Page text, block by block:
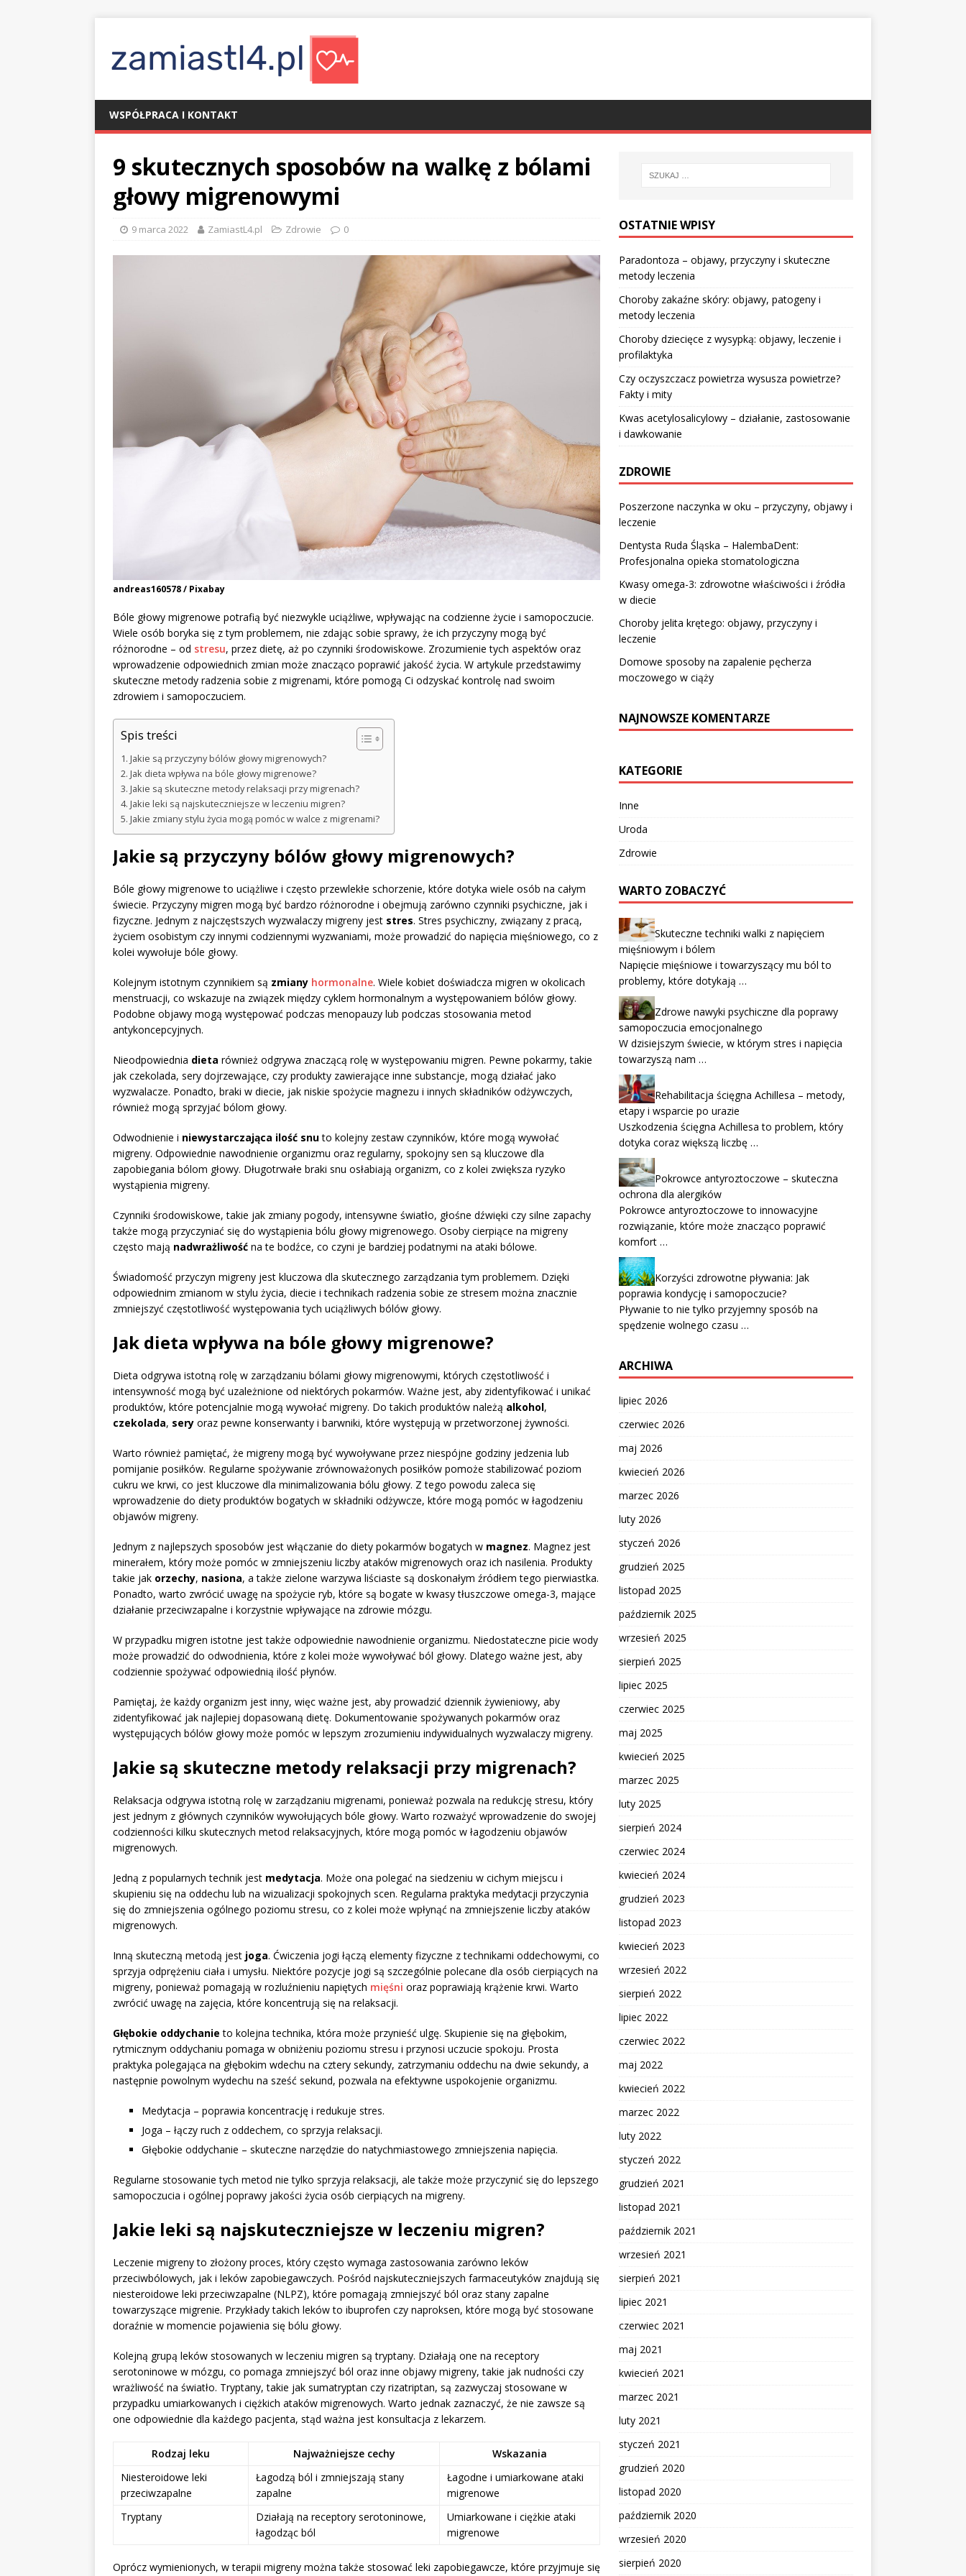
WSPÓŁPRACA I KONTAKT
9 skutecznych sposobów na walkę z bólami
głowy migrenowymi
9 marca 2022 ZamiastL4.pl Zdrowie 0
andreas160578 / Pixabay
Bóle głowy migrenowe potrafią być niezwykle uciążliwe, wpływając na codzienne życie i samopoczucie.
Wiele osób boryka się z tym problemem, nie zdając sobie sprawy, że ich przyczyny mogą być
różnorodne – od stresu, przez dietę, aż po czynniki środowiskowe. Zrozumienie tych aspektów oraz
wprowadzenie odpowiednich zmian może znacząco poprawić jakość życia. W artykule przedstawimy
skuteczne metody radzenia sobie z migrenami, które pomogą Ci odzyskać kontrolę nad swoim
zdrowiem i samopoczuciem.
Spis treści
Jakie są przyczyny bólów głowy migrenowych?
Jak dieta wpływa na bóle głowy migrenowe?
Jakie są skuteczne metody relaksacji przy migrenach?
Jakie leki są najskuteczniejsze w leczeniu migren?
Jakie zmiany stylu życia mogą pomóc w walce z migrenami?
Jakie są przyczyny bólów głowy migrenowych?
Bóle głowy migrenowe to uciążliwe i często przewlekłe schorzenie, które dotyka wiele osób na całym
świecie. Przyczyny migren mogą być bardzo różnorodne i obejmują zarówno czynniki psychiczne, jak i
fizyczne. Jednym z najczęstszych wyzwalaczy migreny jest stres. Stres psychiczny, związany z pracą,
życiem osobistym czy innymi codziennymi wyzwaniami, może prowadzić do napięcia mięśniowego, co z
kolei wywołuje bóle głowy.
Kolejnym istotnym czynnikiem są zmiany hormonalne. Wiele kobiet doświadcza migren w okolicach
menstruacji, co wskazuje na związek między cyklem hormonalnym a występowaniem bólów głowy.
Podobne objawy mogą występować podczas menopauzy lub podczas stosowania metod
antykoncepcyjnych.
Nieodpowiednia dieta również odgrywa znaczącą rolę w występowaniu migren. Pewne pokarmy, takie
jak czekolada, sery dojrzewające, czy produkty zawierające inne substancje, mogą działać jako
wyzwalacze. Ponadto, braki w diecie, jak niskie spożycie magnezu i innych składników odżywczych,
również mogą sprzyjać bólom głowy.
Odwodnienie i niewystarczająca ilość snuto kolejny zestaw czynników, które mogą wywołać
migreny. Odpowiednie nawodnienie organizmu oraz regularny, spokojny sen są kluczowe dla
zapobiegania bólom głowy. Długotrwałe braki snu osłabiają organizm, co z kolei zwiększa ryzyko
wystąpienia migreny.
Czynniki środowiskowe, takie jak zmiany pogody, intensywne światło, głośne dźwięki czy silne zapachy
także mogą przyczyniać się do wystąpienia bólu głowy migrenowego. Osoby cierpiące na migreny
często mają nadwrażliwość na te bodźce, co czyni je bardziej podatnymi na ataki bólowe.
Świadomość przyczyn migreny jest kluczowa dla skutecznego zarządzania tym problemem. Dzięki
odpowiednim zmianom w stylu życia, diecie i technikach radzenia sobie ze stresem można znacznie
zmniejszyć częstotliwość występowania tych uciążliwych bólów głowy.
Jak dieta wpływa na bóle głowy migrenowe?
Dieta odgrywa istotną rolę w zarządzaniu bólami głowy migrenowymi, których częstotliwość i
intensywność mogą być uzależnione od niektórych pokarmów. Ważne jest, aby zidentyfikować i unikać
produktów, które potencjalnie mogą wywołać migreny. Do takich produktów należą alkohol,
czekolada, sery oraz pewne konserwanty i barwniki, które występują w przetworzonej żywności.
Warto również pamiętać, że migreny mogą być wywoływane przez niespójne godziny jedzenia lub
pomijanie posiłków. Regularne spożywanie zrównoważonych posiłków pomoże stabilizować poziom
cukru we krwi, co jest kluczowe dla minimalizowania bólu głowy. Z tego powodu zaleca się
wprowadzenie do diety produktów bogatych w składniki odżywcze, które mogą pomóc w łagodzeniu
objawów migreny.
Jednym z najlepszych sposobów jest włączanie do diety pokarmów bogatych w magnez. Magnez jest
minerałem, który może pomóc w zmniejszeniu liczby ataków migrenowych oraz ich nasilenia. Produkty
takie jak orzechy, nasiona, a także zielone warzywa liściaste są doskonałym źródłem tego pierwiastka.
Ponadto, warto zwrócić uwagę na spożycie ryb, które są bogate w kwasy tłuszczowe omega-3, mające
działanie przeciwzapalne i korzystnie wpływające na zdrowie mózgu.
W przypadku migren istotne jest także odpowiednie nawodnienie organizmu. Niedostateczne picie wody
może prowadzić do odwodnienia, które z kolei może wywoływać ból głowy. Dlatego ważne jest, aby
codziennie spożywać odpowiednią ilość płynów.
Pamiętaj, że każdy organizm jest inny, więc ważne jest, aby prowadzić dziennik żywieniowy, aby
zidentyfikować jak najlepiej dopasowaną dietę. Dokumentowanie spożywanych pokarmów oraz
występujących bólów głowy może pomóc w lepszym zrozumieniu indywidualnych wyzwalaczy migreny.
Jakie są skuteczne metody relaksacji przy migrenach?
Relaksacja odgrywa istotną rolę w zarządzaniu migrenami, ponieważ pozwala na redukcję stresu, który
jest jednym z głównych czynników wywołujących bóle głowy. Warto rozważyć wprowadzenie do swojej
codzienności kilku skutecznych metod relaksacyjnych, które mogą pomóc w łagodzeniu objawów
migrenowych.
Jedną z popularnych technik jest medytacja. Może ona polegać na siedzeniu w cichym miejscu i
skupieniu się na oddechu lub na wizualizacji spokojnych scen. Regularna praktyka medytacji przyczynia
się do zmniejszenia ogólnego poziomu stresu, co z kolei może wpłynąć na zmniejszenie liczby ataków
migrenowych.
Inną skuteczną metodą jest joga. Ćwiczenia jogi łączą elementy fizyczne z technikami oddechowymi, co
sprzyja odprężeniu ciała i umysłu. Niektóre pozycje jogi są szczególnie polecane dla osób cierpiących na
migreny, ponieważ pomagają w rozluźnieniu napiętych mięśni oraz poprawiają krążenie krwi. Warto
zwrócić uwagę na zajęcia, które koncentrują się na relaksacji.
Głębokie oddychanie to kolejna technika, która może przynieść ulgę. Skupienie się na głębokim,
rytmicznym oddychaniu pomaga w obniżeniu poziomu stresu i przynosi uczucie spokoju. Prosta
praktyka polegająca na głębokim wdechu na cztery sekundy, zatrzymaniu oddechu na dwie sekundy, a
następnie powolnym wydechu na sześć sekund, pozwala na efektywne uspokojenie organizmu.
Medytacja – poprawia koncentrację i redukuje stres.
Joga – łączy ruch z oddechem, co sprzyja relaksacji.
Głębokie oddychanie – skuteczne narzędzie do natychmiastowego zmniejszenia napięcia.
Regularne stosowanie tych metod nie tylko sprzyja relaksacji, ale także może przyczynić się do lepszego
samopoczucia i ogólnej poprawy jakości życia osób cierpiących na migreny.
Jakie leki są najskuteczniejsze w leczeniu migren?
Leczenie migreny to złożony proces, który często wymaga zastosowania zarówno leków
przeciwbólowych, jak i leków zapobiegawczych. Pośród najskuteczniejszych farmaceutyków znajdują się
niesteroidowe leki przeciwzapalne (NLPZ), które pomagają zmniejszyć ból oraz stany zapalne
towarzyszące migrenie. Przykłady takich leków to ibuprofen czy naproksen, które mogą być stosowane
doraźnie w momencie pojawienia się bólu głowy.
Kolejną grupą leków stosowanych w leczeniu migren są tryptany. Działają one na receptory
serotoninowe w mózgu, co pomaga zmniejszyć ból oraz inne objawy migreny, takie jak nudności czy
wrażliwość na światło. Tryptany, takie jak sumatryptan czy rizatriptan, są zazwyczaj stosowane w
przypadku umiarkowanych i ciężkich ataków migrenowych. Warto jednak zaznaczyć, że nie zawsze są
one odpowiednie dla każdego pacjenta, stąd ważna jest konsultacja z lekarzem.
Rodzaj leku Najważniejsze cechy
Wskazania
Niesteroidowe leki
przeciwzapalne
Łagodzą ból i zmniejszają stany
zapalne
Łagodne i umiarkowane ataki
migrenowe
Tryptany
Działają na receptory serotoninowe,
łagodząc ból
Umiarkowane i ciężkie ataki
migrenowe
Oprócz wymienionych, w terapii migreny można także stosować leki zapobiegawcze, które przyjmuje się
OSTATNIE WPISY
Paradontoza – objawy, przyczyny i skuteczne
metody leczenia
Choroby zakaźne skóry: objawy, patogeny i
metody leczenia
Choroby dziecięce z wysypką: objawy, leczenie i
profilaktyka
Czy oczyszczacz powietrza wysusza powietrze?
Fakty i mity
Kwas acetylosalicylowy – działanie, zastosowanie
i dawkowanie
ZDROWIE
Poszerzone naczynka w oku – przyczyny, objawy i
leczenie
Dentysta Ruda Śląska – HalembaDent:
Profesjonalna opieka stomatologiczna
Kwasy omega-3: zdrowotne właściwości i źródła
w diecie
Choroby jelita krętego: objawy, przyczyny i
leczenie
Domowe sposoby na zapalenie pęcherza
moczowego w ciąży
NAJNOWSZE KOMENTARZE
KATEGORIE
Inne
Uroda
Zdrowie
WARTO ZOBACZYĆ
Skuteczne techniki walki z napięciem
mięśniowym i bólem
Napięcie mięśniowe i towarzyszący mu ból to
problemy, które dotykają …
Zdrowe nawyki psychiczne dla poprawy
samopoczucia emocjonalnego
W dzisiejszym świecie, w którym stres i napięcia
towarzyszą nam …
Rehabilitacja ścięgna Achillesa – metody,
etapy i wsparcie po urazie
Uszkodzenia ścięgna Achillesa to problem, który
dotyka coraz większą liczbę …
Pokrowce antyroztoczowe – skuteczna
ochrona dla alergików
Pokrowce antyroztoczowe to innowacyjne
rozwiązanie, które może znacząco poprawić
komfort …
Korzyści zdrowotne pływania: Jak
poprawia kondycję i samopoczucie?
Pływanie to nie tylko przyjemny sposób na
spędzenie wolnego czasu …
ARCHIWA
lipiec 2026
czerwiec 2026
maj 2026
kwiecień 2026
marzec 2026
luty 2026
styczeń 2026
grudzień 2025
listopad 2025
październik 2025
wrzesień 2025
sierpień 2025
lipiec 2025
czerwiec 2025
maj 2025
kwiecień 2025
marzec 2025
luty 2025
sierpień 2024
czerwiec 2024
kwiecień 2024
grudzień 2023
listopad 2023
kwiecień 2023
wrzesień 2022
sierpień 2022
lipiec 2022
czerwiec 2022
maj 2022
kwiecień 2022
marzec 2022
luty 2022
styczeń 2022
grudzień 2021
listopad 2021
październik 2021
wrzesień 2021
sierpień 2021
lipiec 2021
czerwiec 2021
maj 2021
kwiecień 2021
marzec 2021
luty 2021
styczeń 2021
grudzień 2020
listopad 2020
październik 2020
wrzesień 2020
sierpień 2020